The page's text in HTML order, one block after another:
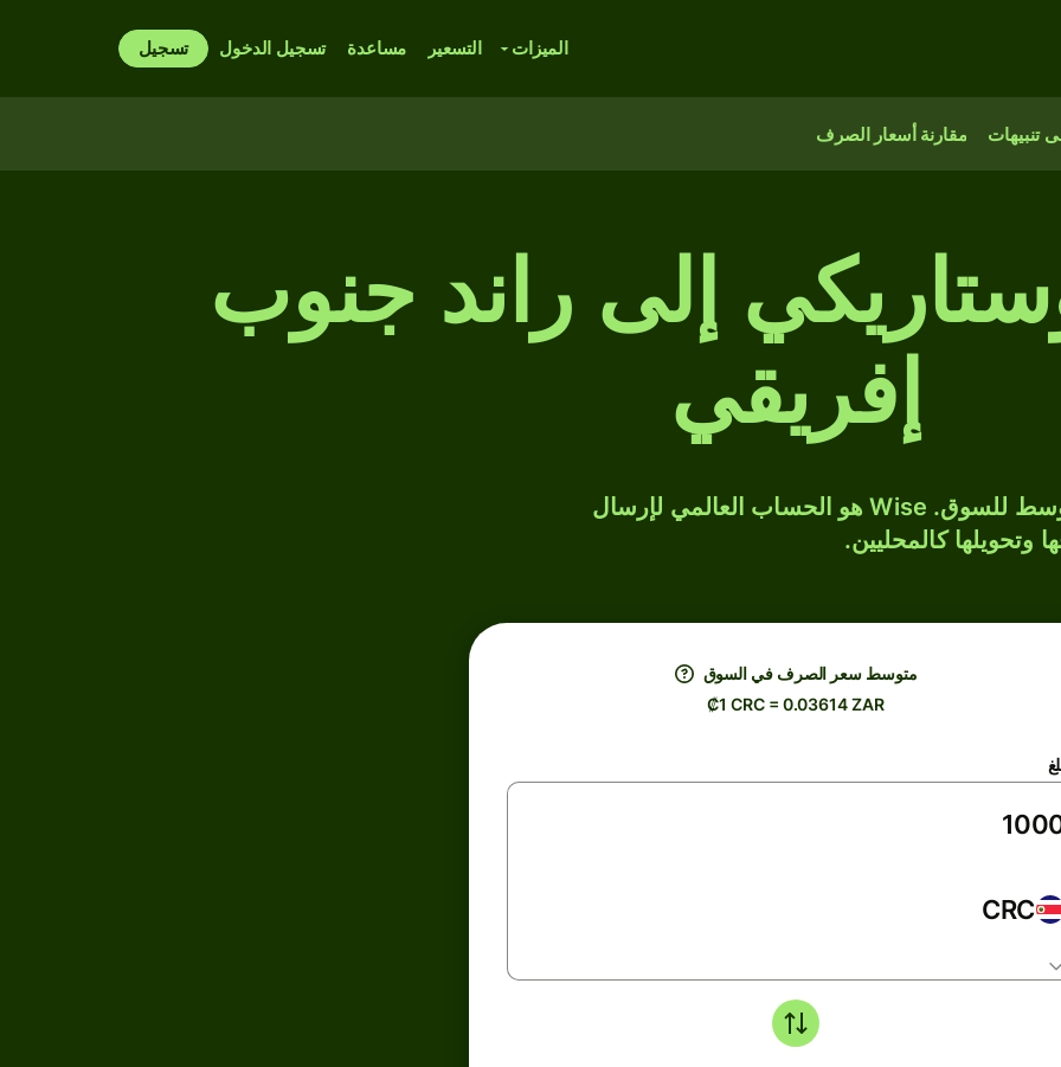
الميزات التسعير مساعدة تسجيل الدخول تسجيل
تنبيهات مقارنة أسعار الصرف
إلى راند جنوب
إفريقي
حوّل CRC إلى ZAR بسعر الصرف المتوسط للسوق. Wise هو الحساب العالمي لإرسال
وتحويلها كالمحليين.
متوسط ​​سعر الصرف في السوق
₡1 CRC = 0.03614 ZAR
CRC